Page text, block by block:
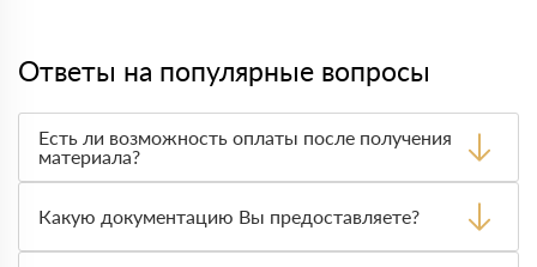
Ответы на популярные вопросы
Есть ли возможность оплаты после получения
материала?
оплата по факту получения товара. При этом, если
доставленный товар был ненадлежащего качества, то
Вы вправе от него отказаться.
Какую документацию Вы предоставляете?